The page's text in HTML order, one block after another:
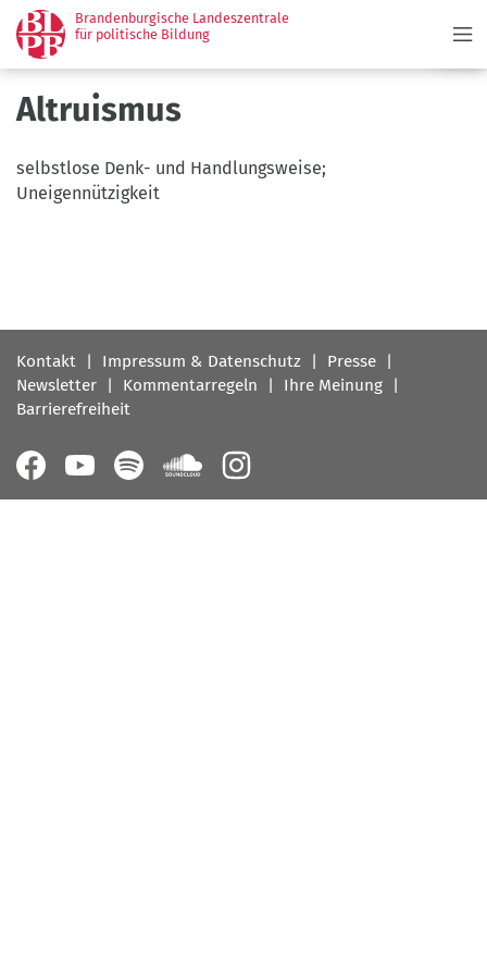
Direkt
zum
Inhalt
Brandenburgische Landeszentrale
für politische Bildung
Altruismus
selbstlose Denk- und Handlungsweise;
Uneigennützigkeit
Fußbereichsmenü
Kontakt Impressum & Datenschutz
Presse
Newsletter
Kommentarregeln
Ihre Meinung
Barrierefreiheit
Follow
us